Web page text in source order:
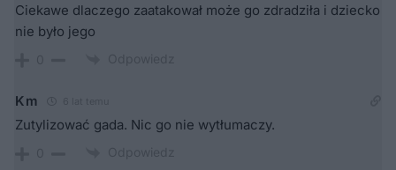
Ciekawe dlaczego zaatakował może go zdradziła i dziecko
nie było jego
Km
Zutylizować gada. Nic go nie wytłumaczy.